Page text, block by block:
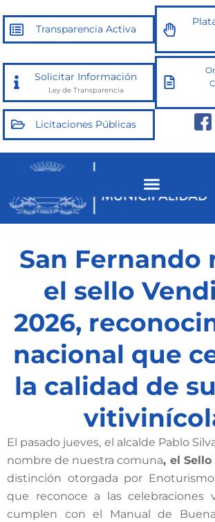
contenido
Transparencia Activa
Solicitar Información
Ley de Transparencia
Licitaciones Públicas
San Fernando
el sello
2026,
nacional que
la calidad de
El pasado jueves, el alcalde Pablo
nombre de nuestra comuna, el
distinción otorgada por
que reconoce a las celebraciones
cumplen con el Manual de